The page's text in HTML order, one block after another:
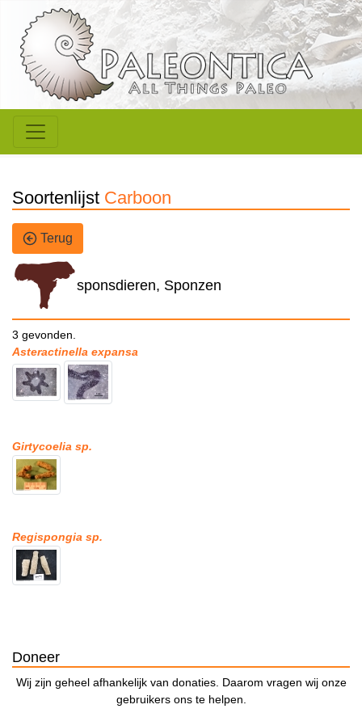
Soortenlijst Carboon
Terug
sponsdieren, Sponzen
3 gevonden.
Asteractinella expansa
Girtycoelia sp.
Regispongia sp.
Doneer
Wij zijn geheel afhankelijk van donaties. Daarom vragen wij onze
gebruikers ons te helpen.